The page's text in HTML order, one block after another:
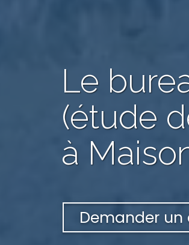
Le
(étude
à
Demander un